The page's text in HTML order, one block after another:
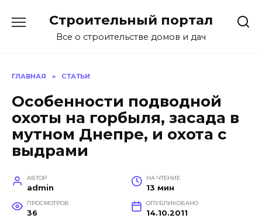
содержанию
Строительный портал
Все о строительстве домов и дач
ГЛАВНАЯ » СТАТЬИ
Особенности подводной
охоты на горбыля, засада в
мутном Днепре, и охота с
выдрами
АВТОР
admin
НА ЧТЕНИЕ
13 мин
ПРОСМОТРОВ
36
ОПУБЛИКОВАНО
14.10.2011